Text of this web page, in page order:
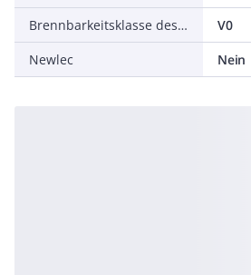
Brennbarkeitsklasse des Isolierstoffs nach UL94
V0
Newlec
Nein